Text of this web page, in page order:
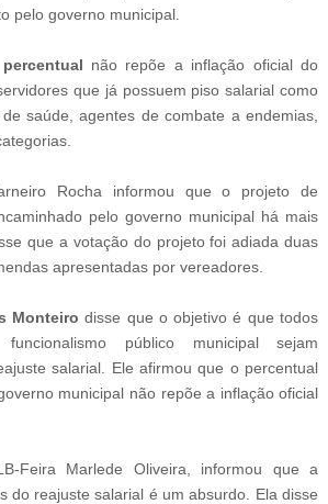
pelo governo municipal.
não repõe a inflação oficial do
que já possuem piso salarial como
saúde, agentes de combate a endemias,
Rocha informou que o projeto de
pelo governo municipal há mais
que a votação do projeto foi adiada duas
apresentadas por vereadores.
Monteiro disse que o objetivo é que todos
público municipal sejam
salarial. Ele afirmou que o percentual
municipal não repõe a inflação oficial
Feira Marlede Oliveira, informou que a
do reajuste salarial é um absurdo. Ela disse